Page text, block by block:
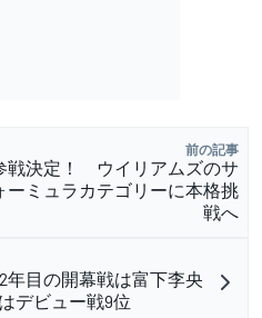
前の記事
戦決定！ ウイリアムズのサ
ーミュラカテゴリーに本格挑
戦へ
年目の開幕戦は富下李央
デビュー戦9位